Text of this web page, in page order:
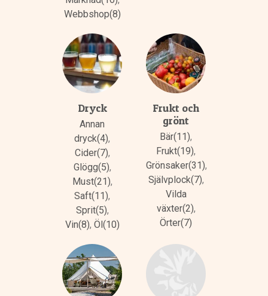
Webbshop(8)
Dryck
Annan
dryck(4),
Cider(7),
Glögg(5),
Must(21),
Saft(11),
Sprit(5),
Vin(8), Öl(10)
Frukt och
grönt
Bär(11),
Frukt(19),
Grönsaker(31),
Självplock(7),
Vilda
växter(2),
Örter(7)